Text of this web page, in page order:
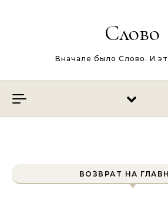
Слово
Вначале было Слово. И
ВОЗВРАТ НА